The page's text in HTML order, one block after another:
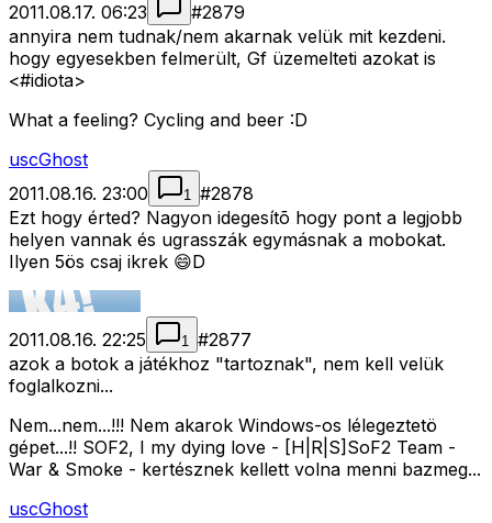
2011.08.17. 06:23 #2879
annyira nem tudnak/nem akarnak velük mit kezdeni.
hogy egyesekben felmerült, Gf üzemelteti azokat is
<#idiota>
What a feeling? Cycling and beer :D
uscGhost
2011.08.16. 23:00
1 #2878
Ezt hogy érted? Nagyon idegesítõ hogy pont a legjobb
helyen vannak és ugrasszák egymásnak a mobokat.
Ilyen 5ös csaj ikrek 😄D
2011.08.16. 22:25 1 #2877
azok a botok a játékhoz "tartoznak", nem kell velük
foglalkozni...
Nem...nem...!!! Nem akarok Windows-os lélegeztetö
gépet...!! SOF2, I my dying love - [H|R|S]SoF2 Team -
War & Smoke - kertésznek kellett volna menni bazmeg...
uscGhost